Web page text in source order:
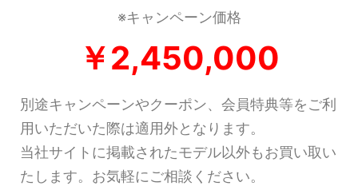
※キャンペーン価格
￥2,450,000
別途キャンペーンやクーポン、会員特典等をご利
用いただいた際は適用外となります。
当社サイトに掲載されたモデル以外もお買い取い
たします。お気軽にご相談ください。